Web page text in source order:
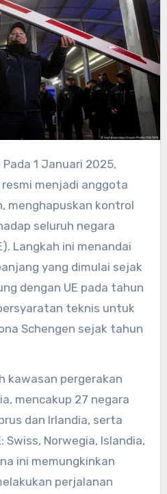
Pada 1 Januari 2025,
menjadi anggota
menghapuskan kontrol
seluruh negara
Langkah ini menandai
yang dimulai sejak
dengan UE pada tahun
teknis untuk
Schengen sejak tahun
kawasan pergerakan
mencakup 27 negara
dan Irlandia, serta
Swiss, Norwegia, Islandia,
ini memungkinkan
perjalanan